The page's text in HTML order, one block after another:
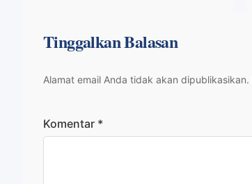
Tinggalkan Balasan
Alamat email Anda tidak akan dipublikasikan.
Komentar *